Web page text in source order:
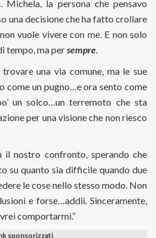
la persona che pensavo
una decisione che ha fatto crollare
vuole vivere con me. E non solo
tempo, ma persempre.
una via comune, ma le sue
come un pugno…e ora sento come
un solco…un terremoto che sta
per una visione che non riesco
il nostro confronto, sperando che
su quanto sia difficile quando due
le cose nello stesso modo. Non
e forse…addii. Sinceramente,
comportarmi.”